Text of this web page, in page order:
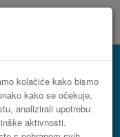
kolačiće kako bismo
kako se očekuje,
analizirali upotrebu
aktivnosti.
karte